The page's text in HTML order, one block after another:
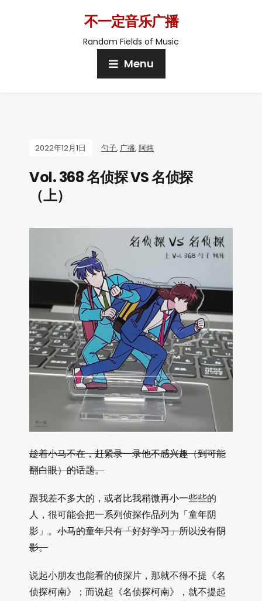
不一定音乐广播
Random Fields of Music
Menu
2022年12月1日 勺子, 广播, 阿炜
Vol. 368 名侦探 VS 名侦探
（上）
趁着小马不在，赶紧录一录他不感兴趣（到可能
翻白眼）的话题。
跟我差不多大的，或者比我稍微再小一些些的
人，很可能会把一系列侦探作品列为「童年阴
影」。 小马的童年只有「好好学习」所以没有阴
影。
说起小朋友也能看的侦探片，那就不得不提《名
侦探柯南》；而说起《名侦探柯南》，就不提起